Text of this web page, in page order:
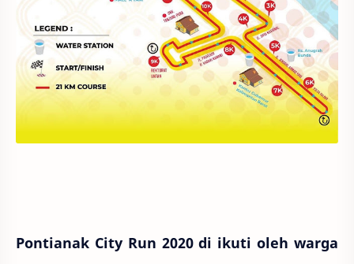
Pontianak City Run 2020 di ikuti oleh warga